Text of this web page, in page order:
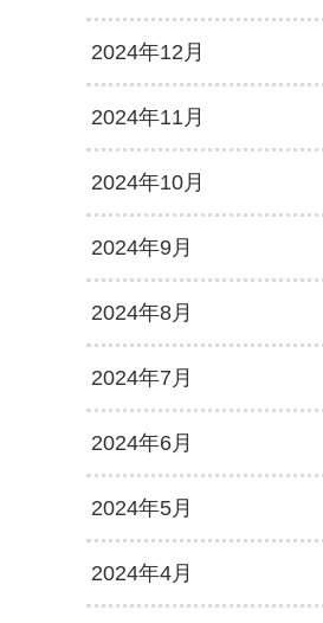
2024年12月
2024年11月
2024年10月
2024年9月
2024年8月
2024年7月
2024年6月
2024年5月
2024年4月